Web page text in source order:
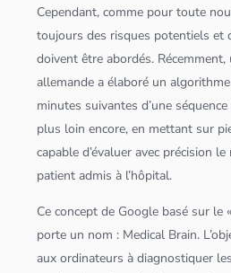
Cependant, comme pour toute
toujours des risques potentiels et
doivent être abordés.
allemande a élaboré unalgorithme
minutes suivantes d’une
plus loin encore, en mettant sur
capable d’évaluer avec précision le
patient admis à l’hôpital.
Ce concept de Google basé sur le
porte un nom : Medical Brain.
aux ordinateurs à diagnostiquer